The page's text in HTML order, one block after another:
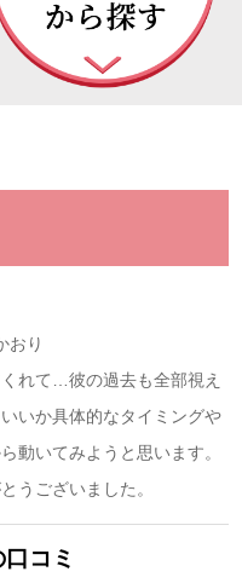
おり
れて…彼の過去も全部視え
いか具体的なタイミングや
動いてみようと思います。
うございました。
コミ